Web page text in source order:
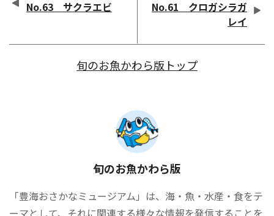
No.63 サクラエビ
No.61 クロガシラガ
レイ
旬のお魚かわら版トップ
旬のお魚かわら版
「豊海おさかなミュージアム」は、海・魚・水産・食をテ
ーマとして、それに関連する様々な情報を発信することを